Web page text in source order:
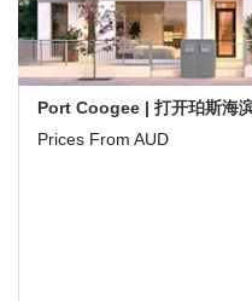
Port Coogee | 打开珀斯海
Prices From AUD